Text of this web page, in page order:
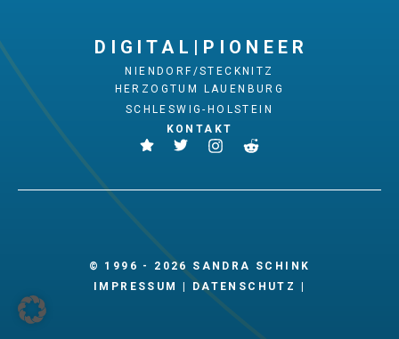
D I G I T A L | P I O N E E R
NIENDORF/STECKNITZ
HERZOGTUM LAUENBURG
SCHLESWIG-HOLSTEIN
KONTAKT
© 1996 - 2026 SANDRA SCHINK
IMPRESSUM
| DATENSCHUTZ |